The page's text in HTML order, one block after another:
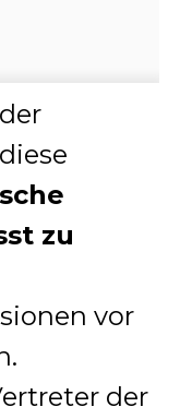
zu
vor
der